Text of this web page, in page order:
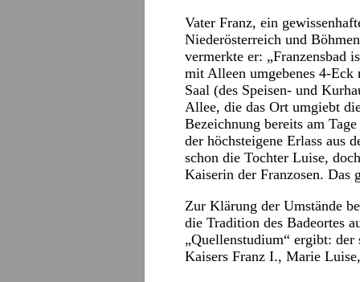
Vater Franz, ein
Niederösterreich und
vermerkte er: „Franzensbad
mit Alleen umgebenes 4-
Saal (des Speisen- und
Allee, die das Ort umgiebt
Bezeichnung bereits am
der höchsteigene Erlass aus
schon die Tochter Luise,
Kaiserin der Franzosen. Das
Zur Klärung der Umstände
die Tradition des Badeortes
„Quellenstudium“ ergibt:
Kaisers Franz I., Marie